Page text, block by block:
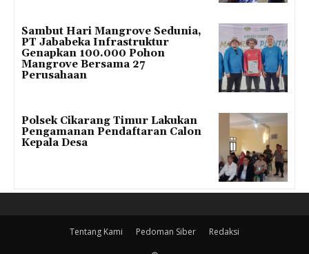
Sambut Hari Mangrove Sedunia,
PT Jababeka Infrastruktur
Genapkan 100.000 Pohon
Mangrove Bersama 27
Perusahaan
Polsek Cikarang Timur Lakukan
Pengamanan Pendaftaran Calon
Kepala Desa
Tentang Kami Pedoman Siber Redaksi